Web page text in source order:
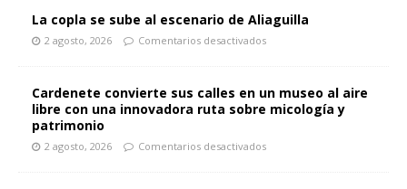
La copla se sube al escenario de Aliaguilla
2 agosto, 2026 Comentarios desactivados
Cardenete convierte sus calles en un museo al aire
libre con una innovadora ruta sobre micología y
patrimonio
2 agosto, 2026 Comentarios desactivados